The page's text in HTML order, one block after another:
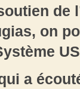
de
on
a